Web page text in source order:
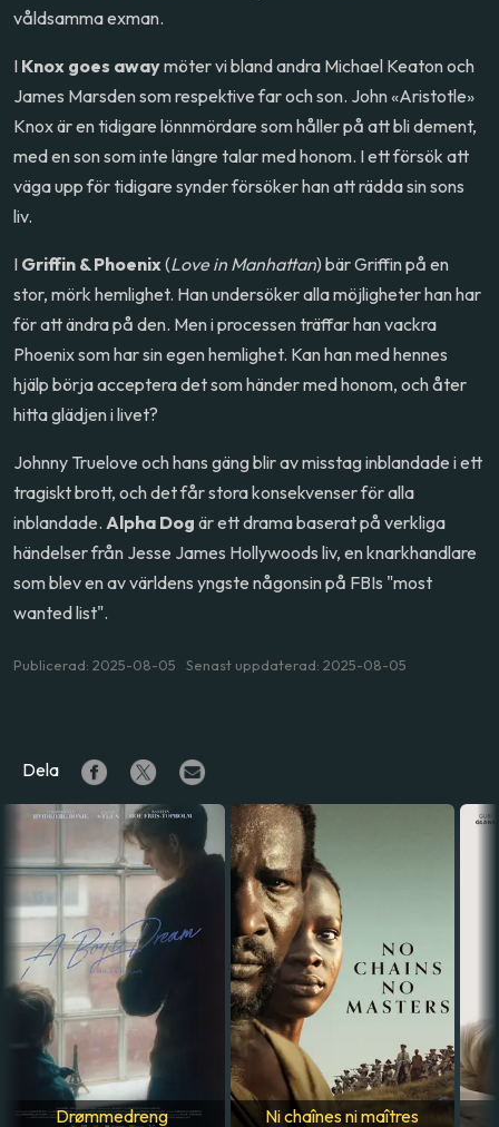
våldsamma exman.
I Knox goes awaymöter vi bland andra Michael Keaton och
James Marsden som respektive far och son. John «Aristotle»
Knox är en tidigare lönnmördare som håller på att bli dement,
med en son som inte längre talar med honom. I ett försök att
väga upp för tidigare synder försöker han att rädda sin sons
liv.
I Griffin & Phoenix (Love in Manhattan) bär Griffin på en
stor, mörk hemlighet. Han undersöker alla möjligheter han har
för att ändra på den. Men i processen träffar han vackra
Phoenix som har sin egen hemlighet. Kan han med hennes
hjälp börja acceptera det som händer med honom, och åter
hitta glädjen i livet?
Johnny Truelove och hans gäng blir av misstag inblandade i ett
tragiskt brott, och det får stora konsekvenser för alla
inblandade. Alpha Dog är ett drama baserat på verkliga
händelser från Jesse James Hollywoods liv, en knarkhandlare
som blev en av världens yngste någonsin på FBIs "most
wanted list".
Publicerad: 2025-08-05 Senast uppdaterad: 2025-08-05
Dela
Drømmedreng Ni chaînes ni maîtres